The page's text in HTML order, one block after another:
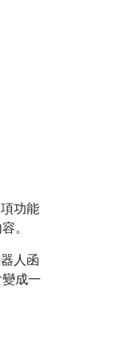
功能
。
人函
成一